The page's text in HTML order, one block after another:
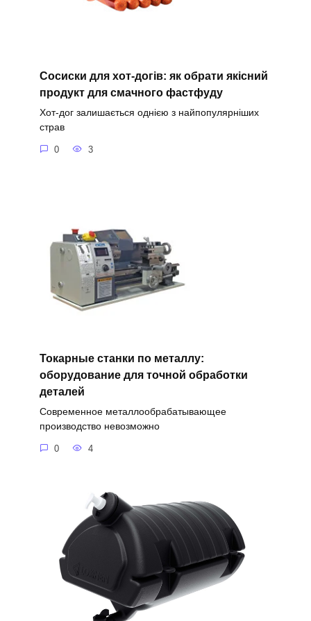
Сосиски для хот-догів: як обрати якісний
продукт для смачного фастфуду
Хот-дог залишається однією з найпопулярніших
страв
0 3
Токарные станки по металлу:
оборудование для точной обработки
деталей
Современное металлообрабатывающее
производство невозможно
0 4